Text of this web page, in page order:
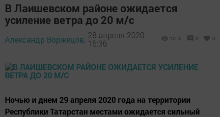
В Лаишевском районе ожидается
усиление ветра до 20 м/с
Александр Воржецов, 28 апреля 2020 -
15:36
1075 0 0
Ночью и днем 29 апреля 2020 года на территории
Республики Татарстан местами ожидается сильный